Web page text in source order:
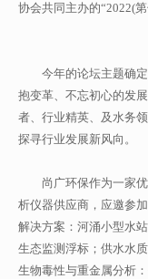
协会共同主办的“2022(
今年的论坛主题确定
抱变革、不忘初心的发
者、行业精英、及水务
探寻行业发展新风向。
尚广环保作为一家优
析仪器供应商，应邀参
解决方案：河涌小型水
生态监测浮标；供水水
生物毒性与重金属分析